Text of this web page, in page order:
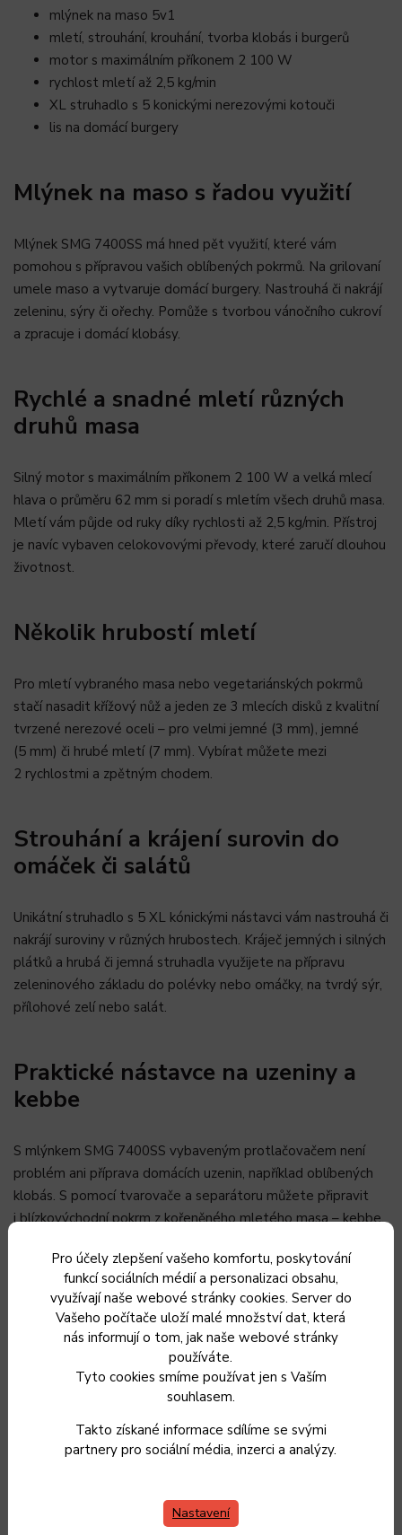
Pro účely zlepšení vašeho komfortu, poskytování
funkcí sociálních médií a personalizaci obsahu,
využívají naše webové stránky cookies. Server do
Vašeho počítače uloží malé množství dat, která
nás informují o tom, jak naše webové stránky
používáte.
Tyto cookies smíme používat jen s Vaším
souhlasem.
Takto získané informace sdílíme se svými
partnery pro sociální média, inzerci a analýzy.
Nastavení
mlýnek na maso 5v1
mletí, strouhání, krouhání, tvorba klobás i burgerů
motor s maximálním příkonem 2 100 W
rychlost mletí až 2,5 kg/min
XL struhadlo s 5 konickými nerezovými kotouči
lis na domácí burgery
Mlýnek na maso s řadou využití
Mlýnek SMG 7400SS má hned pět využití, které vám
pomohou s přípravou vašich oblíbených pokrmů. Na grilovaní
umele maso a vytvaruje domácí burgery. Nastrouhá či nakrájí
zeleninu, sýry či ořechy. Pomůže s tvorbou vánočního cukroví
a zpracuje i domácí klobásy.
Rychlé a snadné mletí různých
druhů masa
Silný motor s maximálním příkonem 2 100 W a velká mlecí
hlava o průměru 62 mm si poradí s mletím všech druhů masa.
Mletí vám půjde od ruky díky rychlosti až 2,5 kg/min. Přístroj
je navíc vybaven celokovovými převody, které zaručí dlouhou
životnost.
Několik hrubostí mletí
Pro mletí vybraného masa nebo vegetariánských pokrmů
stačí nasadit křížový nůž a jeden ze 3 mlecích disků z kvalitní
tvrzené nerezové oceli – pro velmi jemné (3 mm), jemné
(5 mm) či hrubé mletí (7 mm). Vybírat můžete mezi
2 rychlostmi a zpětným chodem.
Strouhání a krájení surovin do
omáček či salátů
Unikátní struhadlo s 5 XL kónickými nástavci vám nastrouhá či
nakrájí suroviny v různých hrubostech. Kráječ jemných i silných
plátků a hrubá či jemná struhadla využijete na přípravu
zeleninového základu do polévky nebo omáčky, na tvrdý sýr,
přílohové zelí nebo salát.
Praktické nástavce na uzeniny a
kebbe
S mlýnkem SMG 7400SS vybaveným protlačovačem není
problém ani příprava domácích uzenin, například oblíbených
klobás. S pomocí tvarovače a separátoru můžete připravit
i blízkovýchodní pokrm z kořeněného mletého masa – kebbe.
Snadné plnění mlýnku
Mlýnek naplníte jednoduše s pomocí plnicího hrdla, které
můžete doplnit o praktický hliníkový plnicí tác. Pro
pohodlnější plnění mlýnku máte k dispozici také pěchovadlo.
Vše pro maximální bezpečnost a
Přístroj je vybaven několika bezpečnostními a ochrannými